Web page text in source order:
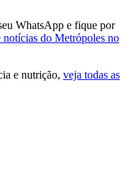
WhatsApp e fique por
notícias do Metrópoles no
e nutrição, veja todas as